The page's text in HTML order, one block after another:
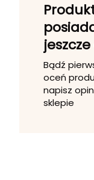
Bądź
oceń
napisz
sklepie